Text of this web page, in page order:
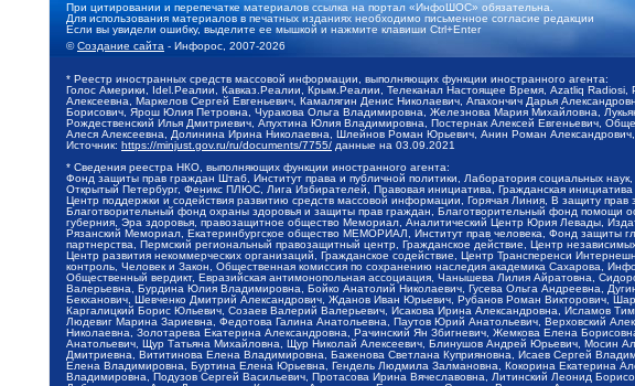
При цитировании и перепечатке материалов ссылка на портал «ИнфоШОС» обязательна.
Для использования материалов в печатных изданиях необходимо письменное согласие редакции
Если вы увидели ошибку, выделите ее мышкой и нажмите клавиши Ctrl+Enter
©Создание сайта - Инфорос, 2007-2026
* Реестр иностранных средств массовой информации, выполняющих функции иностранного агента:
Голос Америки, Idel.Реалии, Кавказ.Реалии, Крым.Реалии, Телеканал Настоящее Время, Azatliq
Алексеевна, Маркелов Сергей Евгеньевич, Камалягин Денис Николаевич, Апахончич Дарья
Борисович, Ярош Юлия Петровна, Чуракова Ольга Владимировна, Железнова Мария Михайловна,
Рождественский Илья Дмитриевич, Апухтина Юлия Владимировна, Постернак Алексей Евгеньевич,
Алеся Алексеевна, Долинина Ирина Николаевна, Шлейнов Роман Юрьевич, Анин Роман
Источник: https://minjust.gov.ru/ru/documents/7755/ данные на 03.09.2021
* Сведения реестра НКО, выполняющих функции иностранного агента:
Фонд защиты прав граждан Штаб, Институт права и публичной политики, Лаборатория социальных
Открытый Петербург, Феникс ПЛЮС, Лига Избирателей, Правовая инициатива, Гражданская
Центр поддержки и содействия развитию средств массовой информации, Горячая Линия, В защиту
Благотворительный фонд охраны здоровья и защиты прав граждан, Благотворительный фонд помощи
губерния, Эра здоровья, правозащитное общество Мемориал, Аналитический Центр Юрия Левады,
Рязанский Мемориал, Екатеринбургское общество МЕМОРИАЛ, Институт прав человека, Фонд защиты
партнерства, Пермский региональный правозащитный центр, Гражданское действие, Центр
Центр развития некоммерческих организаций, Гражданское содействие, Центр Трансперенси
контроль, Человек и Закон, Общественная комиссия по сохранению наследия академика Сахарова,
Общественный вердикт, Евразийская антимонопольная ассоциация, Чанышева Лилия Айратовна,
Валерьевна, Бурдина Юлия Владимировна, Бойко Анатолий Николаевич, Гусева Ольга Андреевна,
Бекханович, Шевченко Дмитрий Александрович, Жданов Иван Юрьевич, Рубанов Роман Викторович,
Каргалицкий Борис Юльевич, Созаев Валерий Валерьевич, Исакова Ирина Александровна, Исламов
Людевиг Марина Зариевна, Федотова Галина Анатольевна, Паутов Юрий Анатольевич, Верховский
Николаевна, Золотарева Екатерина Александровна, Рачинский Ян Збигневич, Жемкова Елена
Анатольевич, Щур Татьяна Михайловна, Щур Николай Алексеевич, Блинушов Андрей Юрьевич, Мосин
Дмитриевна, Вититинова Елена Владимировна, Баженова Светлана Куприяновна, Исаев Сергей
Елена Владимировна, Буртина Елена Юрьевна, Гендель Людмила Залмановна, Кокорина Екатерина
Владимировна, Подузов Сергей Васильевич, Протасова Ирина Вячеславовна, Литинский Леонид